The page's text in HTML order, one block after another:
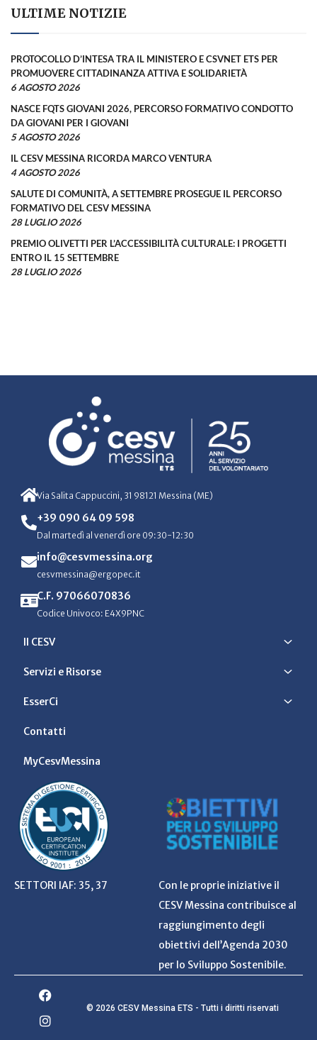
ULTIME NOTIZIE
PROTOCOLLO D’INTESA TRA IL MINISTERO E CSVNET ETS PER
PROMUOVERE CITTADINANZA ATTIVA E SOLIDARIETÀ
6 AGOSTO 2026
NASCE FQTS GIOVANI 2026, PERCORSO FORMATIVO CONDOTTO
DA GIOVANI PER I GIOVANI
5 AGOSTO 2026
IL CESV MESSINA RICORDA MARCO VENTURA
4 AGOSTO 2026
SALUTE DI COMUNITÀ, A SETTEMBRE PROSEGUE IL PERCORSO
FORMATIVO DEL CESV MESSINA
28 LUGLIO 2026
PREMIO OLIVETTI PER L’ACCESSIBILITÀ CULTURALE: I PROGETTI
ENTRO IL 15 SETTEMBRE
28 LUGLIO 2026
Via Salita Cappuccini, 31 98121 Messina (ME)
+39 090 64 09 598
Dal martedì al venerdì ore 09:30-12:30
info@cesvmessina.org
cesvmessina@ergopec.it
C.F. 97066070836
Codice Univoco: E4X9PNC
Il CESV
Servizi e Risorse
EsserCi
Contatti
MyCesvMessina
SETTORI IAF: 35, 37
Con le proprie iniziative il
CESV Messina contribuisce al
raggiungimento degli
obiettivi dell’Agenda 2030
per lo Sviluppo Sostenibile.
© 2026 CESV Messina ETS - Tutti i diritti riservati